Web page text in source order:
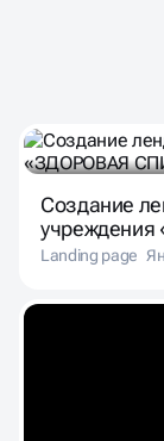
В
Создание
Landing page